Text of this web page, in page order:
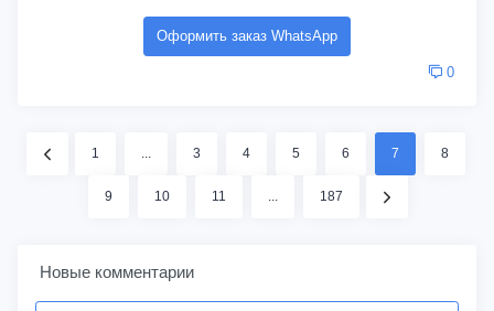
Оформить заказ WhatsApp
0
1 ... 3 4 5 6 7 8
9 10 11 ... 187
Новые комментарии